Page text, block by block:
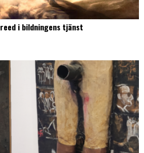
i bildningens tjänst